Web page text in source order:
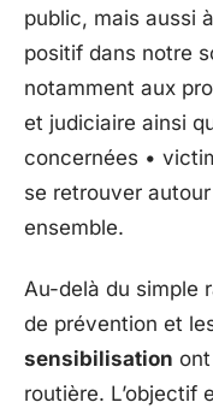
public, mais aussi
positif dans notre
notamment aux
et judiciaire ainsi
concernées •
se retrouver
ensemble.
Au-delà du simple
de prévention et
sensibilisation
routière. L’objectif